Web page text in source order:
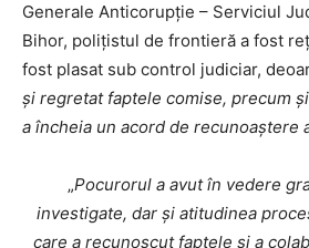
Generale Anticorupție – Serviciul
Bihor, polițistul de frontieră a fost
fost plasat sub control judiciar,
și regretat faptele comise, precum
a încheia un acord de recunoaștere
„Pocurorul a avut în vedere
investigate, dar și atitudinea
care a recunoscut faptele și a